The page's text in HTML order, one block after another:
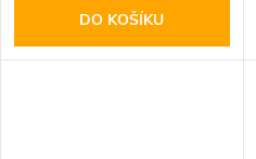
DO KOŠÍKU